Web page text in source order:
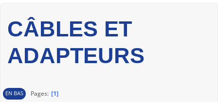
CÂBLES ET
ADAPTEURS
EN BAS Pages 1